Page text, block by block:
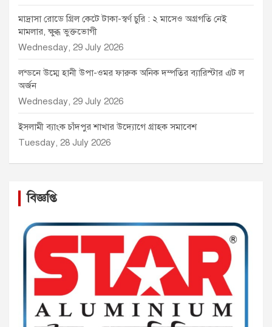
মাদ্রাসা রোডে গ্রিল কেটে টাকা-স্বর্ণ চুরি : ২ মাসেও অগ্রগতি নেই
মামলার, ক্ষুব্ধ ভুক্তভোগী
Wednesday, 29 July 2026
লন্ডনে উম্মে হানী উপা-ওমর ফারুক অনিক দম্পতির ব্যারিস্টার এট ল
অর্জন
Wednesday, 29 July 2026
ইসলামী ব্যাংক চাঁদপুর শাখার উদ্যোগে গ্রাহক সমাবেশ
Tuesday, 28 July 2026
বিজ্ঞপ্তি